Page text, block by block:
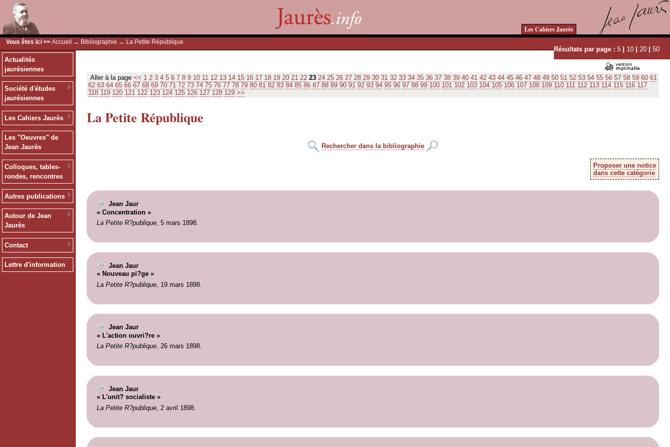
Les Cahiers Jaurès
Vous êtes ici >> Accueil → Bibliographie → La Petite République
Résultats par page : 5 | 10 | 20 | 50
Actualités
jaurésiennes
Société d'études
jaurésiennes
Les Cahiers Jaurès
Les "Oeuvres" de
Jean Jaurès
Colloques, tables-
rondes, rencontres
Autres publications
Autour de Jean
Jaurès
Contact
Lettre d'information
Aller à la page << 1 2 3 4 5 6 7 8 9 10 11 12 13 14 15 16 17 18 19 20 21 22 23 24 25 26 27 28 29 30 31 32 33 34 35 36 37 38 39 40 41 42 43 44 45 46 47 48 49 50 51 52 53 54 55 56 57 58 59 60 61
62 63 64 65 66 67 68 69 70 71 72 73 74 75 76 77 78 79 80 81 82 83 84 85 86 87 88 89 90 91 92 93 94 95 96 97 98 99 100 101 102 103 104 105 106 107 108 109 110 111 112 113 114 115 116 117
118 119 120 121 122 123 124 125 126 127 128 129 >>
La Petite République
Rechercher dans la bibliographie
Proposer une notice
dans cette catégorie
Jean Jaur
« Concentration »
La Petite R?publique, 5 mars 1898.
Jean Jaur
« Nouveau pi?ge »
La Petite R?publique, 19 mars 1898.
Jean Jaur
« L'action ouvri?re »
La Petite R?publique, 26 mars 1898.
Jean Jaur
« L'unit? socialiste »
La Petite R?publique, 2 avril 1898.